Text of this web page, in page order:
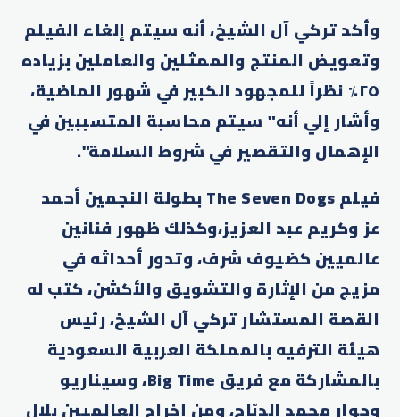
وأكد تركي آل الشيخ، أنه سيتم إلغاء الفيلم
وتعويض المنتج والممثلين والعاملين بزياده
٢٥٪؜ نظراً للمجهود الكبير في شهور الماضية،
وأشار إلي أنه" سيتم محاسبة المتسببين في
الإهمال والتقصير في شروط السلامة".
فيلم The Seven Dogs بطولة النجمين أحمد
عز وكريم عبد العزيز،وكذلك ظهور فنانين
عالميين كضيوف شرف، وتدور أحداثه في
مزيج من الإثارة والتشويق والأكشن، كتب له
القصة المستشار تركي آل الشيخ، رئيس
هيئة الترفيه بالمملكة العربية السعودية
بالمشاركة مع فريق Big Time، وسيناريو
وحوار محمد الدبّاح، ومن إخراج العالميين بلال